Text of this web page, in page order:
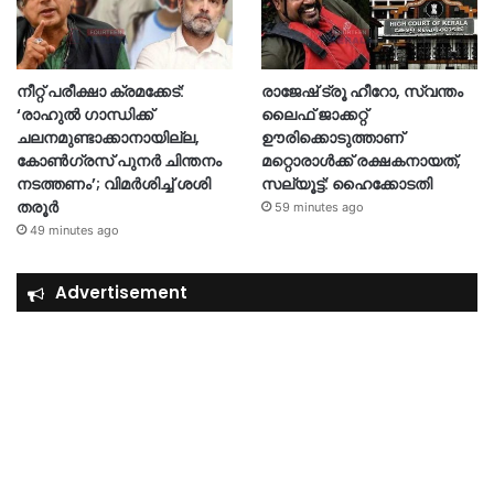
നീറ്റ് പരീക്ഷാ ക്രമക്കേട്:
‘രാഹുൽ ഗാന്ധിക്ക്
ചലനമുണ്ടാക്കാനായില്ല,
കോൺഗ്രസ് പുനർ ചിന്തനം
നടത്തണം’; വിമർശിച്ച് ശശി
തരൂർ
49 minutes ago
രാജേഷ് ട്രൂ ഹീറോ, സ്വന്തം
ലൈഫ് ജാക്കറ്റ്
ഊരിക്കൊടുത്താണ്
മറ്റൊരാള്‍ക്ക് രക്ഷകനായത്,
സല്യൂട്ട്: ഹൈക്കോടതി
59 minutes ago
Advertisement